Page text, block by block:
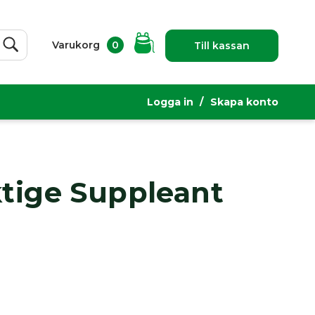
Till kassan
Varukorg 0
Sök
Logga in Skapa konto
Suppleant